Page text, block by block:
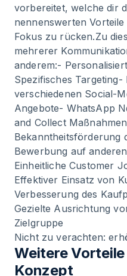
vorbereitet, welche dir
nennenswerten
Fokus zu rücken.Zu
mehrerer
anderem:-
Spezifisches
verschiedenen Social-
Angebote- WhatsApp
and Collect Maßnahmen
Bekanntheitsförderung
Bewerbung auf
Einheitliche Customer
Effektiver Einsatz von
Verbesserung des
Gezielte Ausrichtung
Zielgruppe
Nicht zu verachten:
Weitere
Konzept